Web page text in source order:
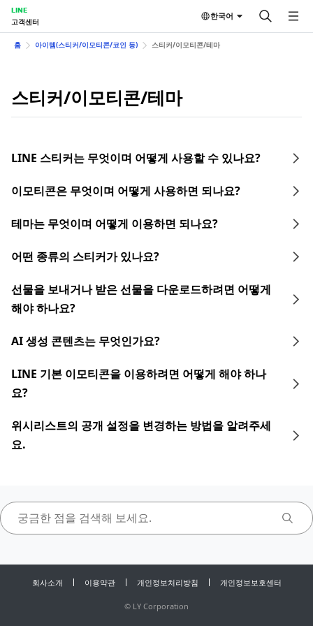
LINE
고객센터
한국어
홈 아이템(스티커/이모티콘/코인 등) 스티커/이모티콘/테마
스티커/이모티콘/테마
LINE 스티커는 무엇이며 어떻게 사용할 수 있나요?
이모티콘은 무엇이며 어떻게 사용하면 되나요?
테마는 무엇이며 어떻게 이용하면 되나요?
어떤 종류의 스티커가 있나요?
선물을 보내거나 받은 선물을 다운로드하려면 어떻게
해야 하나요?
AI 생성 콘텐츠는 무엇인가요?
LINE 기본 이모티콘을 이용하려면 어떻게 해야 하나
요?
위시리스트의 공개 설정을 변경하는 방법을 알려주세
요.
회사소개 이용약관 개인정보처리방침 개인정보보호센터
© LY Corporation